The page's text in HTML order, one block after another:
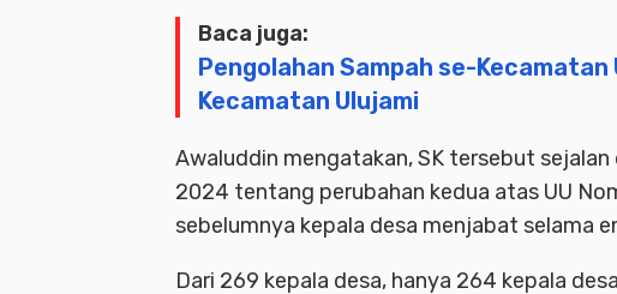
Baca juga:
Pengolahan Sampah se-Kecamatan
Kecamatan Ulujami
Awaluddin mengatakan, SK tersebut
2024 tentang perubahan kedua atas UU
sebelumnya kepala desa menjabat selama
Dari 269 kepala desa, hanya 264 kepala